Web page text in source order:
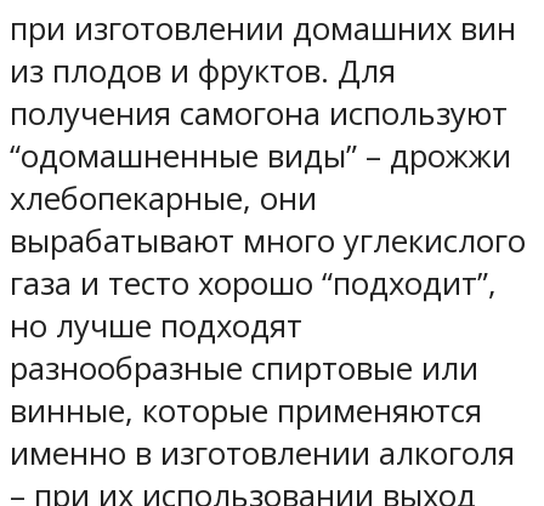
при изготовлении домашних вин
из плодов и фруктов. Для
получения самогона используют
“одомашненные виды” – дрожжи
хлебопекарные, они
вырабатывают много углекислого
газа и тесто хорошо “подходит”,
но лучше подходят
разнообразные спиртовые или
винные, которые применяются
именно в изготовлении алкоголя
– при их использовании выход